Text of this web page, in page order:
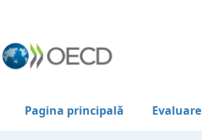
Pagina principală Evaluare